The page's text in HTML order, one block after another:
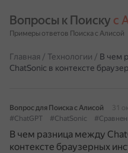
Вопросы к Поиску с
Примеры ответов Поиска с Алисой
Главная / Технологии / В чем
ChatSonic в контексте
Вопрос для Поиска с Алисой
31
#ChatGPT
#ChatSonic
В чем разница между
контексте браузерных